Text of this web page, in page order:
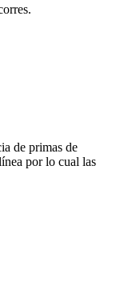
de primas de
por lo cual las